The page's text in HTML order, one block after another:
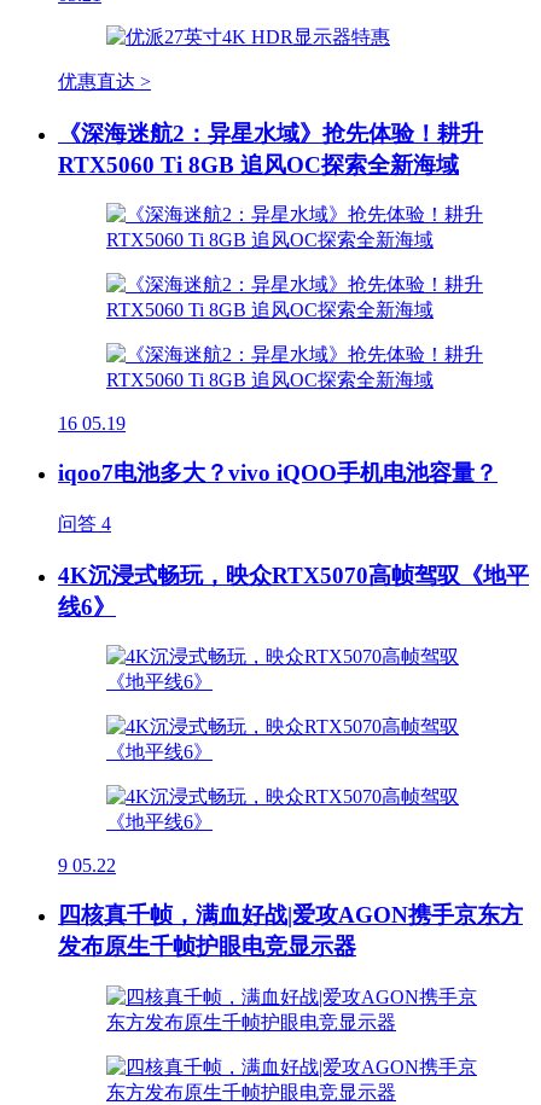
优惠直达 >
《深海迷航2：异星水域》抢先体验！耕升
RTX5060 Ti 8GB 追风OC探索全新海域
16 05.19
iqoo7电池多大？vivo iQOO手机电池容量？
问答 4
4K沉浸式畅玩，映众RTX5070高帧驾驭《地平
线6》
9 05.22
四核真千帧，满血好战|爱攻AGON携手京东方
发布原生千帧护眼电竞显示器